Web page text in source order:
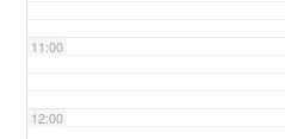
11:00
12:00